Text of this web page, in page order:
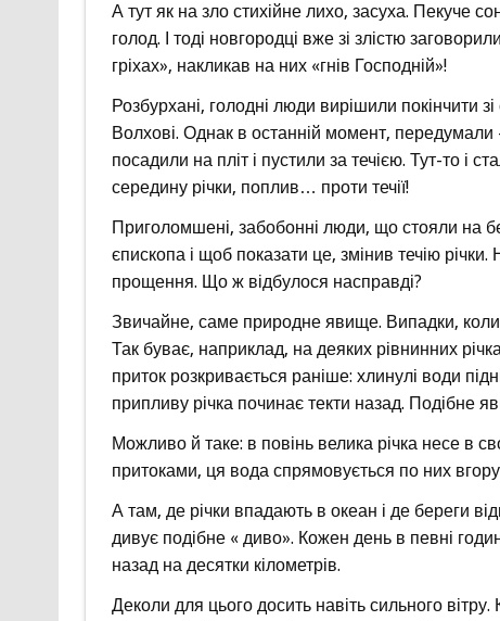
А тут як на зло стихійне лихо, засуха. Пекуче
голод. І тоді новгородці вже зі злістю
гріхах», накликав на них «гнів Господній»!
Розбурхані, голодні люди вирішили покінчити
Волхові. Однак в останній момент, передумали
посадили на пліт і пустили за течією. Тут-то і
середину річки, поплив… проти течії!
Приголомшені, забобонні люди, що стояли на
єпископа і щоб показати це, змінив течію
прощення. Що ж відбулося насправді?
Звичайне, саме природне явище. Випадки, коли
Так буває, наприклад, на деяких рівнинних
приток розкривається раніше: хлинулі води
припливу річка починає текти назад. Подібне
Можливо й таке: в повінь велика річка несе в
притоками, ця вода спрямовується по них
А там, де річки впадають в океан і де береги
дивує подібне « диво». Кожен день в певні
назад на десятки кілометрів.
Деколи для цього досить навіть сильного